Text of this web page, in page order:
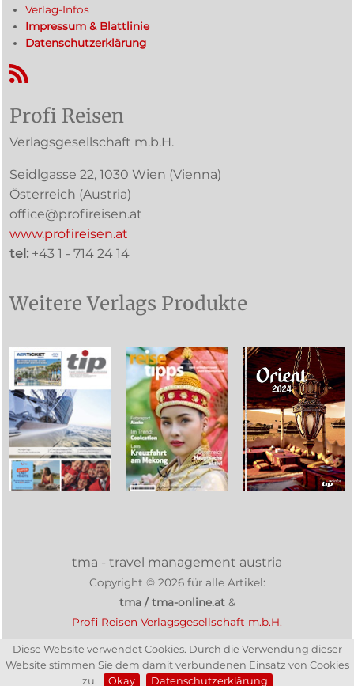
Diese Website verwendet Cookies. Durch die Verwendung dieser
Website stimmen Sie dem damit verbundenen Einsatz von Cookies
zu.
Okay Datenschutzerklärung
Verlag-Infos
Impressum & Blattlinie
Datenschutzerklärung
RSS-Feed
Profi Reisen
Verlagsgesellschaft m.b.H.
Seidlgasse 22, 1030 Wien (Vienna)
Österreich (Austria)
office@profireisen.at
www.profireisen.at
tel: +43 1 - 714 24 14
Weitere Verlags Produkte
tma - travel management austria
Copyright © 2026für alle Artikel:
tma / tma-online.at&
Profi Reisen Verlagsgesellschaft m.b.H.